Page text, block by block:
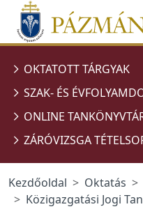
Ugrás a menüre
Ugrás a tartalomra
OKTATOTT TÁRGYAK
SZAK- ÉS
ONLINE
ZÁRÓVIZSGA
Kezdőoldal Oktatás
Közigazgatási Jogi